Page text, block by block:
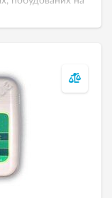
торговельних